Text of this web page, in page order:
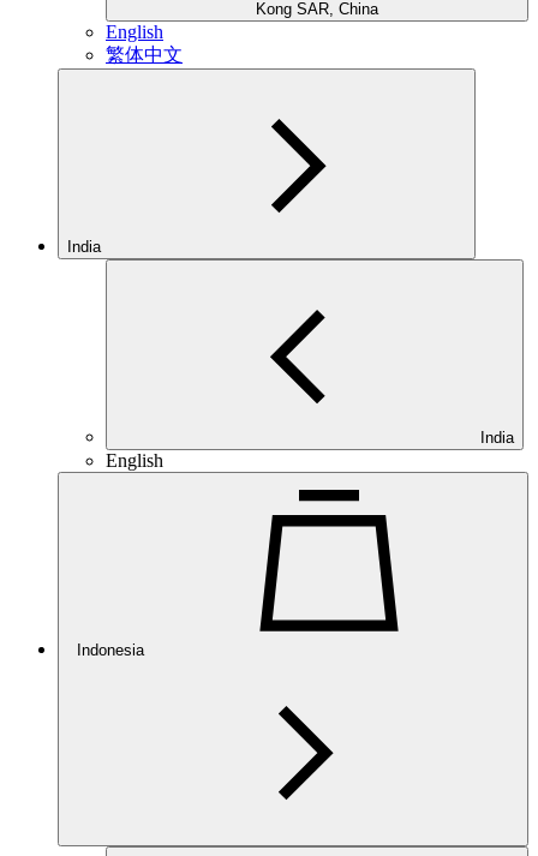
Kong SAR, China
English
繁体中文
India
India
English
Indonesia